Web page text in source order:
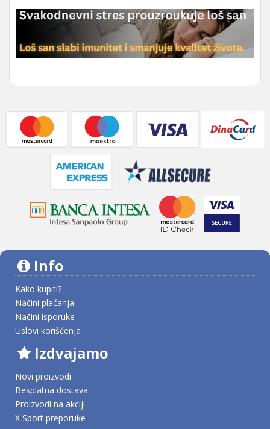
Info
Kako kupiti?
Načini plaćanja
Načini isporuke
Uslovi korišćenja
Izdvajamo
Novi proizvodi
Besplatna dostava
Proizvodi na akciji
X Sport preporuke